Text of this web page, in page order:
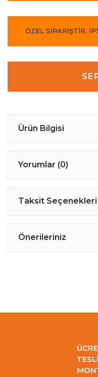
ÖZEL SİPARİŞTİR.
Ürün Bilgisi
Yorumlar (0)
Taksit Seçenekleri
Önerileriniz